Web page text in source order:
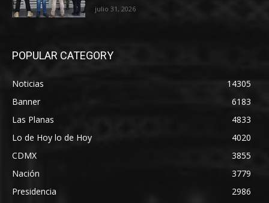
julio 31, 2026
POPULAR CATEGORY
Noticias
14305
Banner
6183
Las Planas
4833
Lo de Hoy lo de Hoy
4020
CDMX
3855
Nación
3779
Presidencia
2986